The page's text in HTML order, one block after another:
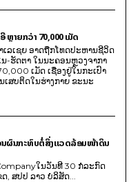
ຫຼາຍກວ່າ 70,000 ເມັດ
ເລເຊຍ ອາດຖືກໂທດປະຫານຊີວິດ
-ຮັດຕາ ໃນນະຄອນຫຼວງຈາກາ
ເມັດ ເຊື່ອງຢູ່ໃນກະເປົາ
ເສບຕິດໃນຮ່າງກາຍ ຂະນະ
ຜົນກະທົບຕໍ່ສິ່ງແວດລ້ອມໜ້າດິນ
ໃນວັນທີ 30 ກໍລະກົດ
ສປປ ລາວ ບໍລິສັດ...